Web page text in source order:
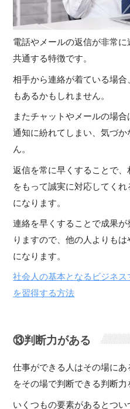
電話やメールの返信が非常
共通する特徴です。
相手から連絡が着ている場
もあるかもしれません。
またチャットやメールの場
通知に紛れてしまい、気づ
ん。
返信を常に早くすることで
をもって誠実に対応してく
になります。
連絡を早くすることで成果
りますので、他の人よりも
になります。
社会人の基本となるビジネ
を習得する方法
⑬判断力がある
仕事ができる人はその場に
をその場で判断できる判断力
いくつもの要素があるとつ